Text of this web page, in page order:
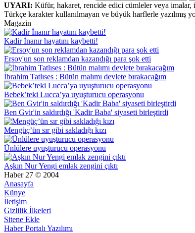
UYARI: Küfür, hakaret, rencide edici cümleler veya imalar,
Türkçe karakter kullanılmayan ve büyük harflerle yazılmış
Magazin
Kadir İnanır hayatını kaybetti!
Ersoy'un son reklamdan kazandığı para şok etti
İbrahim Tatlıses : Bütün malımı devlete bırakacağım
Bebek’teki Lucca’ya uyuşturucu operasyonu
Ben Gvir'in saldırdığı 'Kadir Baba' siyaseti birleştirdi
Mengüç’ün sır gibi sakladığı kızı
Ünlülere uyuşturucu operasyonu
Aşkın Nur Yengi emlak zengini çıktı
Haber 27 © 2004
Anasayfa
Künye
İletişim
Gizlilik İlkeleri
Sitene Ekle
Haber Portalı Yazılımı